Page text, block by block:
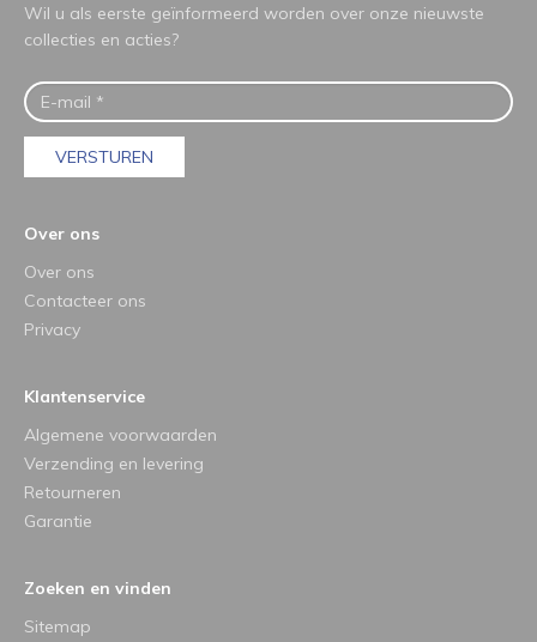
Wil u als eerste geïnformeerd worden over onze nieuwste
collecties en acties?
VERSTUREN
Over ons
Over ons
Contacteer ons
Privacy
Klantenservice
Algemene voorwaarden
Verzending en levering
Retourneren
Garantie
Zoeken en vinden
Sitemap